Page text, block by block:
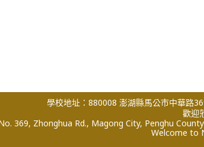
學校地址：880008 澎湖縣馬公市中華路
歡迎
369, Zhonghua Rd., Magong City, Penghu County
Welcome to